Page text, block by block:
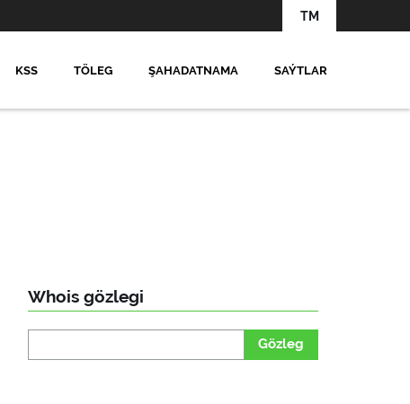
TM
KSS TÖLEG ŞAHADATNAMA SAÝTLAR
Whois gözlegi
Gözleg